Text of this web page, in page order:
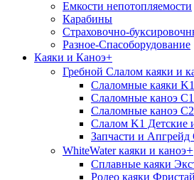
Емкости непотопляемости
Карабины
Страховочно-
Разное-Спасоборудование
Каяки и Каноэ+
Гребной Слалом каяки и
Слаломные каяки K1
Слаломные каноэ С1
Слаломные каноэ С2
Слалом K1
Запчасти и Апгрейд
WhiteWater каяки и каноэ+
Сплавные каяки
Родео каяки